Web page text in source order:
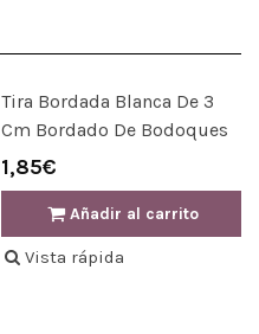
Tira Bordada Blanca De 3
Cm Bordado De Bodoques
1,85€
Añadir al carrito
Vista rápida